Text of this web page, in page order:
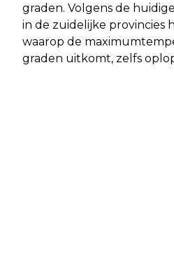
graden. Volgens de
in de zuidelijke provincies
waarop de
graden uitkomt, zelfs